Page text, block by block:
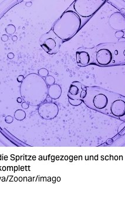
Spritze aufgezogen und schon
Zoonar/imago